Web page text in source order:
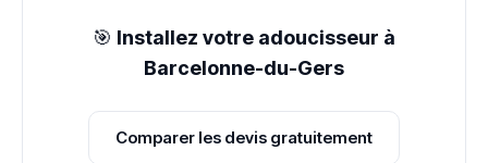
🎯 Installez votre adoucisseur à
Barcelonne-du-Gers
Comparer les devis gratuitement